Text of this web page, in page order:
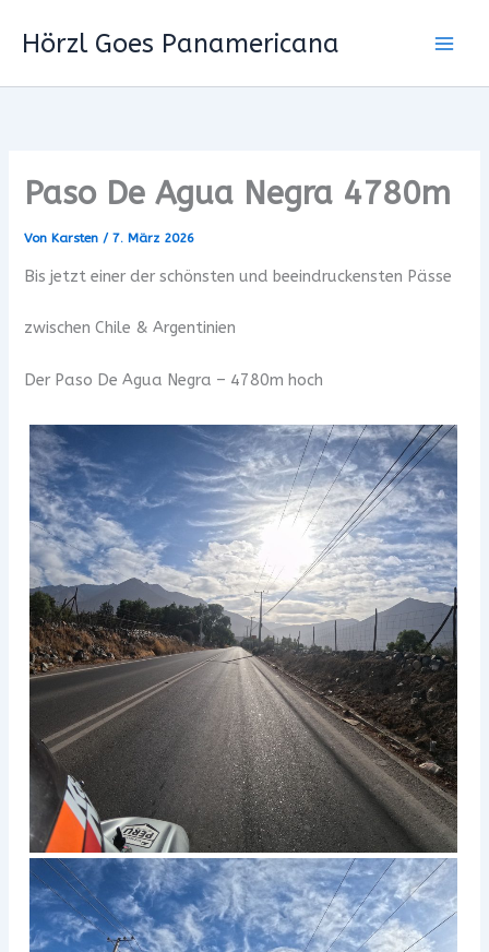
InhaltHörzl Goes Panamericana
Paso De Agua Negra 4780m
Von Karsten/7. März 2026
Bis jetzt einer der schönsten und beeindruckensten Pässe
zwischen Chile & Argentinien
Der Paso De Agua Negra – 4780m hoch